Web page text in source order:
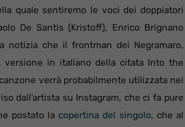
quale sentiremo le voci dei doppiatori
De Santis (Kristoff), Enrico Brignano
notizia che il frontman dei Negramaro,
versione in italiano della citata Into the
verrà probabilmente utilizzata nei
dall’artista su Instagram, che ci fa pure
postato la copertina del singolo, che al